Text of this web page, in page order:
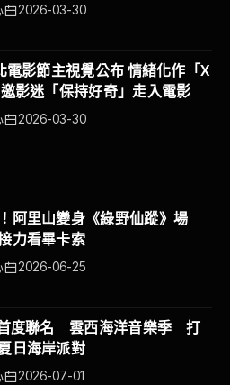
2026-03-30
影節主視覺公布 情緒化作「X
影迷「保持好奇」走入電影
2026-03-30
阿里山變身《綠野仙蹤》場
力看畢卡索
2026-06-25
度聯名 雲西海洋音樂季 打
日海岸派對
2026-07-01